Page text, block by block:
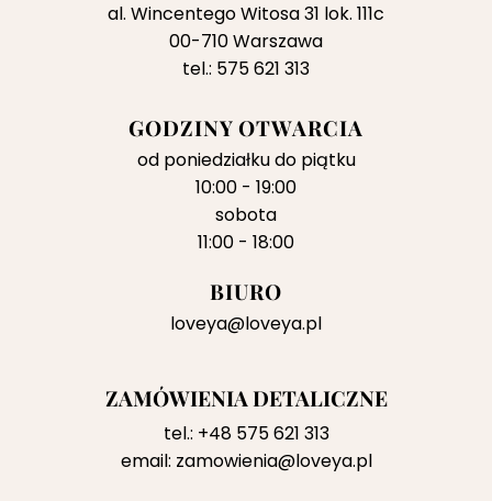
al. Wincentego Witosa 31 lok. 111c
00-710 Warszawa
tel.: 575 621 313
GODZINY OTWARCIA
od poniedziałku do piątku
10:00 - 19:00
sobota
11:00 - 18:00
BIURO
loveya@loveya.pl
ZAMÓWIENIA DETALICZNE
tel.: +48 575 621 313
email: zamowienia@loveya.pl